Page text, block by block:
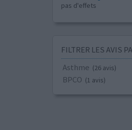
pas d'effets
FILTRER LES AVIS
Asthme (26 avis)
BPCO (1 avis)